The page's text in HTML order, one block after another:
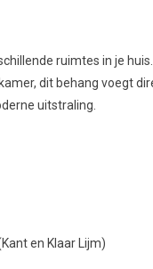
ruimtes in je
dit behang voegt
uitstraling.
en Klaar Lijm)